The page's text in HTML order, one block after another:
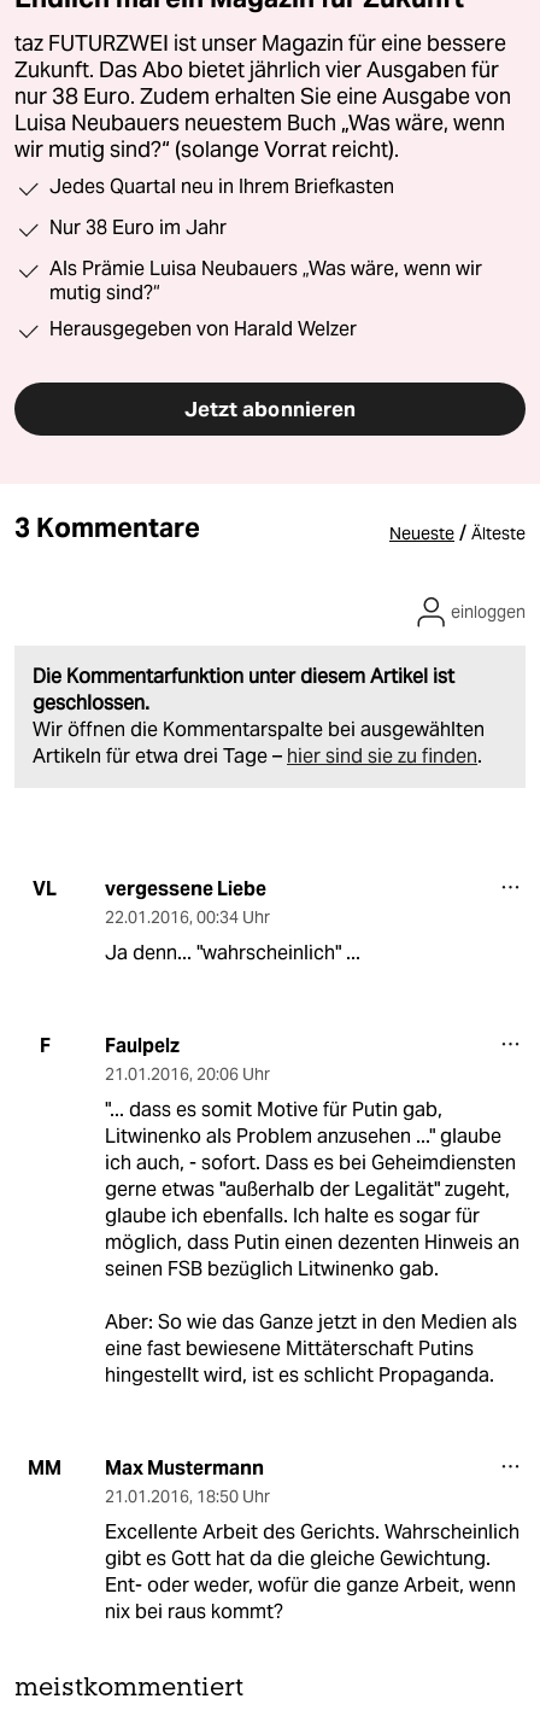
taz FUTURZWEI ist unser Magazin für eine bessere
Zukunft. Das Abo bietet jährlich vier Ausgaben für
nur 38 Euro. Zudem erhalten Sie eine Ausgabe von
Luisa Neubauers neuestem Buch „Was wäre, wenn
wir mutig sind?“ (solange Vorrat reicht).
Jedes Quartal neu in Ihrem Briefkasten
Nur 38 Euro im Jahr
Als Prämie Luisa Neubauers „Was wäre, wenn wir
mutig sind?“
Herausgegeben von Harald Welzer
Jetzt abonnieren
3 Kommentare Neueste / Älteste
Die Kommentarfunktion unter diesem Artikel ist
geschlossen.
Wir öffnen die Kommentarspalte bei ausgewählten
Artikeln für etwa drei Tage – hier sind sie zu finden.
einloggen
VL vergessene Liebe
22.01.2016, 00:34 Uhr
Ja denn... "wahrscheinlich" ...
F Faulpelz
21.01.2016, 20:06 Uhr
"... dass es somit Motive für Putin gab,
Litwinenko als Problem anzusehen ..." glaube
ich auch, - sofort. Dass es bei Geheimdiensten
gerne etwas "außerhalb der Legalität" zugeht,
glaube ich ebenfalls. Ich halte es sogar für
möglich, dass Putin einen dezenten Hinweis an
seinen FSB bezüglich Litwinenko gab.
Aber: So wie das Ganze jetzt in den Medien als
eine fast bewiesene Mittäterschaft Putins
hingestellt wird, ist es schlicht Propaganda.
MM Max Mustermann
21.01.2016, 18:50 Uhr
Excellente Arbeit des Gerichts. Wahrscheinlich
gibt es Gott hat da die gleiche Gewichtung.
Ent- oder weder, wofür die ganze Arbeit, wenn
nix bei raus kommt?
meistkommentiert